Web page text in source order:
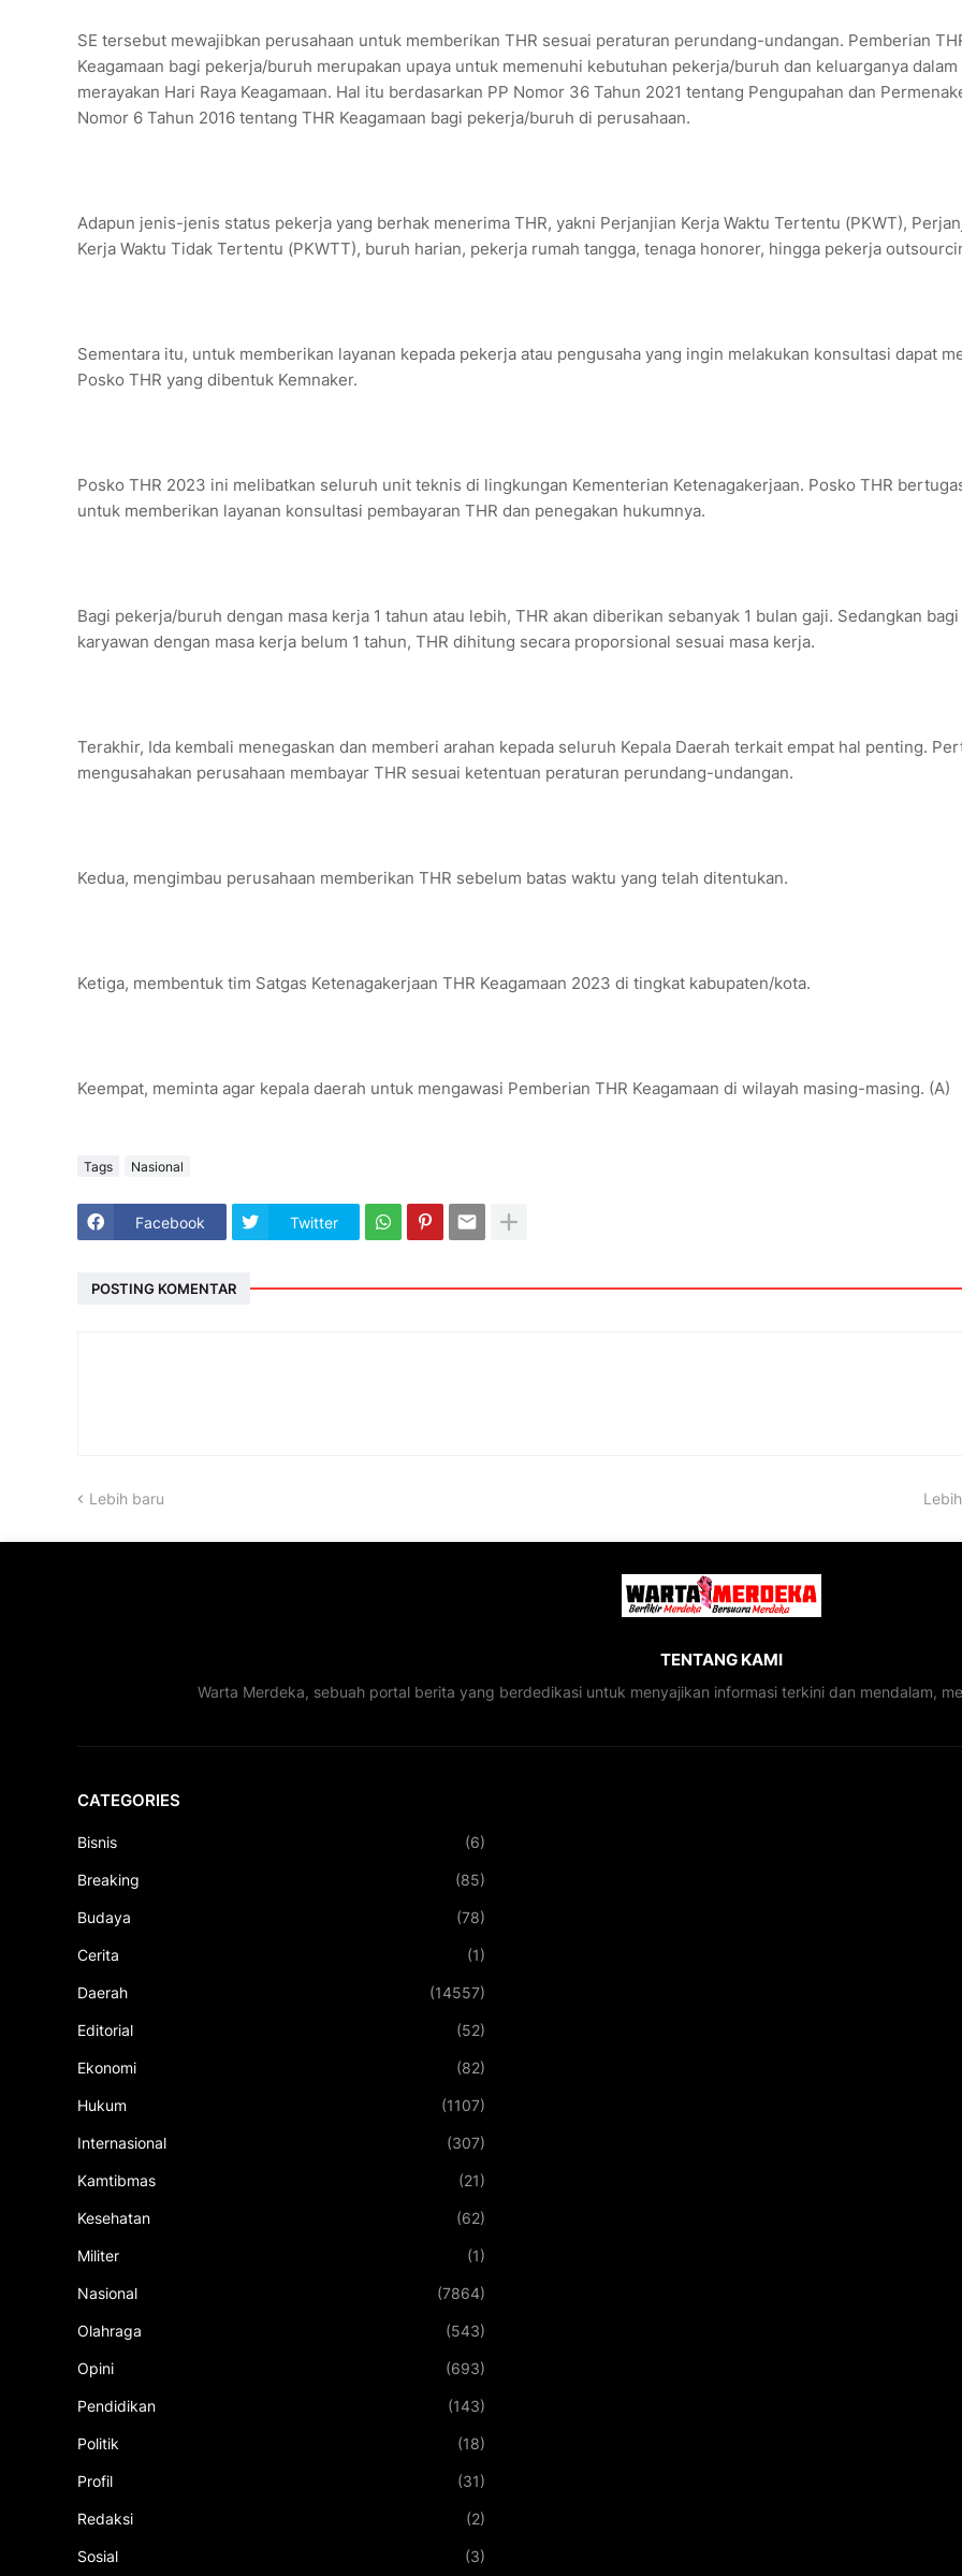
SE tersebut mewajibkan perusahaan untuk memberikan THR sesuai peraturan perundang-undangan. Pemberian
Keagamaan bagi pekerja/buruh merupakan upaya untuk memenuhi kebutuhan pekerja/buruh dan keluarganya dalam
merayakan Hari Raya Keagamaan. Hal itu berdasarkan PP Nomor 36 Tahun 2021 tentang Pengupahan dan
Nomor 6 Tahun 2016 tentang THR Keagamaan bagi pekerja/buruh di perusahaan.
Adapun jenis-jenis status pekerja yang berhak menerima THR, yakni Perjanjian Kerja Waktu Tertentu (PKWT),
Kerja Waktu Tidak Tertentu (PKWTT), buruh harian, pekerja rumah tangga, tenaga honorer, hingga pekerja
Sementara itu, untuk memberikan layanan kepada pekerja atau pengusaha yang ingin melakukan konsultasi dapat
Posko THR yang dibentuk Kemnaker.
Posko THR 2023 ini melibatkan seluruh unit teknis di lingkungan Kementerian Ketenagakerjaan. Posko THR
untuk memberikan layanan konsultasi pembayaran THR dan penegakan hukumnya.
Bagi pekerja/buruh dengan masa kerja 1 tahun atau lebih, THR akan diberikan sebanyak 1 bulan gaji. Sedangkan bagi
karyawan dengan masa kerja belum 1 tahun, THR dihitung secara proporsional sesuai masa kerja.
Terakhir, Ida kembali menegaskan dan memberi arahan kepada seluruh Kepala Daerah terkait empat hal penting.
mengusahakan perusahaan membayar THR sesuai ketentuan peraturan perundang-undangan.
Kedua, mengimbau perusahaan memberikan THR sebelum batas waktu yang telah ditentukan.
Ketiga, membentuk tim Satgas Ketenagakerjaan THR Keagamaan 2023 di tingkat kabupaten/kota.
Keempat, meminta agar kepala daerah untuk mengawasi Pemberian THR Keagamaan di wilayah masing-masing. (A)
Tags Nasional
Facebook Twitter
POSTING KOMENTAR
Lebih baru
TENTANG KAMI
Warta Merdeka, sebuah portal berita yang berdedikasi untuk menyajikan informasi terkini dan mendalam,
CATEGORIES
Bisnis (6)
Breaking (85)
Budaya (78)
Cerita (1)
Daerah (14557)
Editorial (52)
Ekonomi (82)
Hukum (1107)
Internasional (307)
Kamtibmas (21)
Kesehatan (62)
Militer (1)
Nasional (7864)
Olahraga (543)
Opini (693)
Pendidikan (143)
Politik (18)
Profil (31)
Redaksi (2)
Sosial (3)